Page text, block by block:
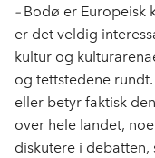
–Bodø er Europeisk
er det veldig
kultur og
og tettstedene
eller betyr faktisk
over hele landet,
diskutere i debatten,